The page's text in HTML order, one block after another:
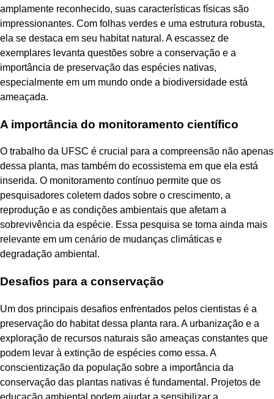
amplamente reconhecido, suas características físicas são
impressionantes. Com folhas verdes e uma estrutura robusta,
ela se destaca em seu habitat natural. A escassez de
exemplares levanta questões sobre a conservação e a
importância de preservação das espécies nativas,
especialmente em um mundo onde a biodiversidade está
ameaçada.
A importância do monitoramento científico
O trabalho da UFSC é crucial para a compreensão não apenas
dessa planta, mas também do ecossistema em que ela está
inserida. O monitoramento contínuo permite que os
pesquisadores coletem dados sobre o crescimento, a
reprodução e as condições ambientais que afetam a
sobrevivência da espécie. Essa pesquisa se torna ainda mais
relevante em um cenário de mudanças climáticas e
degradação ambiental.
Desafios para a conservação
Um dos principais desafios enfrentados pelos cientistas é a
preservação do habitat dessa planta rara. A urbanização e a
exploração de recursos naturais são ameaças constantes que
podem levar à extinção de espécies como essa. A
conscientização da população sobre a importância da
conservação das plantas nativas é fundamental. Projetos de
educação ambiental podem ajudar a sensibilizar a